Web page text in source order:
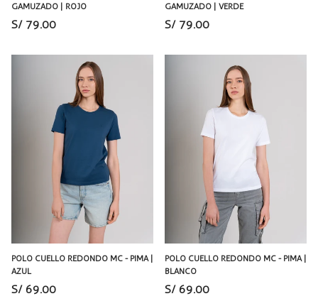
GAMUZADO | ROJO
S/ 79.00
GAMUZADO | VERDE
S/ 79.00
POLO CUELLO REDONDO MC - PIMA |
AZUL
S/ 69.00
POLO CUELLO REDONDO MC - PIMA |
BLANCO
S/ 69.00